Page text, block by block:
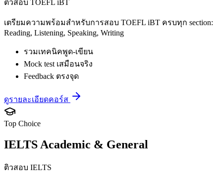
ติวสอบ TOEFL iBT
เตรียมความพร้อมสำหรับการสอบ TOEFL iBT ครบทุก section:
Reading, Listening, Speaking, Writing
รวมเทคนิคพูด-เขียน
Mock test เสมือนจริง
Feedback ตรงจุด
ดูรายละเอียดคอร์ส
Top Choice
IELTS Academic & General
ติวสอบ IELTS